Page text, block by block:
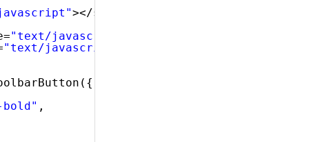
></script>
"text/javascript"
"text/javascript"
,